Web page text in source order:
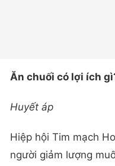
Ăn chuối có lợi ích
Huyết áp
Hiệp hội Tim mạch
người giảm lượng